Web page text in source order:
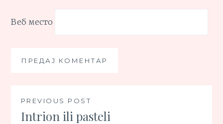
Веб место
Кретање
PREVIOUS POST
Intrion ili pasteli